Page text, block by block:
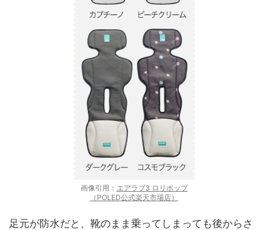
画像引用： エアラブ3 ロリポップ
（POLED公式楽天市場店）
足元が防水だと、靴のまま乗ってしまっても後からさ